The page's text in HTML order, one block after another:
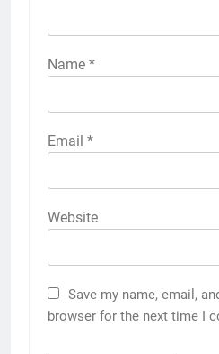
Name *
Email *
Website
Save my name, email,
browser for the next time I